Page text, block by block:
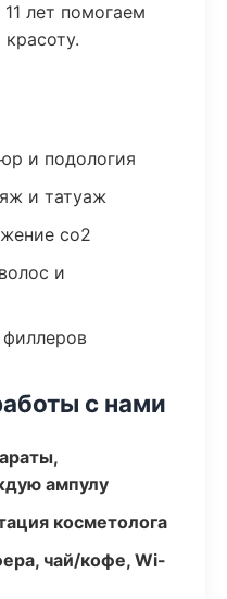
лет помогаем
и подология
и татуаж
co2
и
с нами
ампулу
косметолога
чай/кофе, Wi-